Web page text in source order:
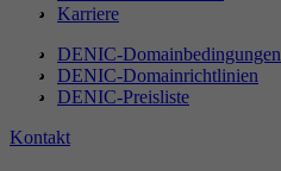
Karriere
DENIC-Domainbedingungen
DENIC-Domainrichtlinien
DENIC-Preisliste
Kontakt